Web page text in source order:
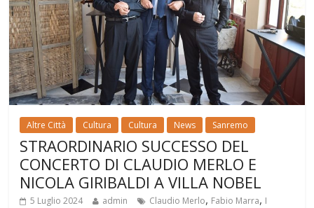
Altre Città Cultura Cultura News Sanremo
STRAORDINARIO SUCCESSO DEL
CONCERTO DI CLAUDIO MERLO E
NICOLA GIRIBALDI A VILLA NOBEL
5 Luglio 2024 admin Claudio Merlo, Fabio Marra, I